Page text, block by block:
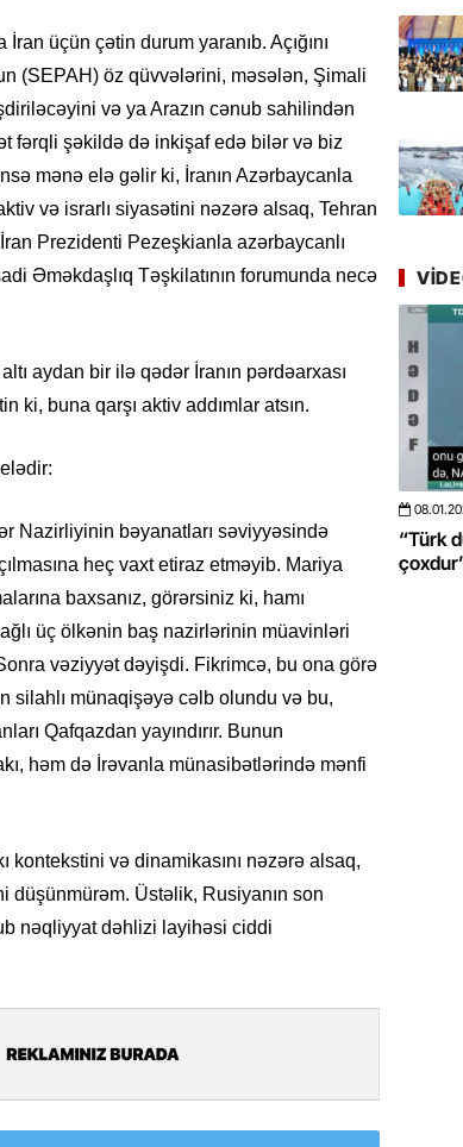
üçün çətin durum yaranıb. Açığını
(SEPAH) öz qüvvələrini, məsələn, Şimali
və ya Arazın cənub sahilindən
fərqli şəkildə də inkişaf edə bilər və biz
mənə elə gəlir ki, İranın Azərbaycanla
və israrlı siyasətini nəzərə alsaq, Tehran
Prezidenti Pezeşkianla azərbaycanlı
Əməkdaşlıq Təşkilatının forumunda necə
aydan bir ilə qədər İranın pərdəarxası
ki, buna qarşı aktiv addımlar atsın.
Nazirliyinin bəyanatları səviyyəsində
heç vaxt etiraz etməyib. Mariya
baxsanız, görərsiniz ki, hamı
üç ölkənin baş nazirlərinin müavinləri
vəziyyət dəyişdi. Fikrimcə, bu ona görə
silahlı münaqişəyə cəlb olundu və bu,
Qafqazdan yayındırır. Bunun
həm də İrəvanla münasibətlərində mənfi
kontekstini və dinamikasını nəzərə alsaq,
düşünmürəm. Üstəlik, Rusiyanın son
nəqliyyat dəhlizi layihəsi ciddi
YAP
Günü
yer tutur
“Türk dünyası ilə bağlı görüləcək işlər
çoxdur” -VİDEO